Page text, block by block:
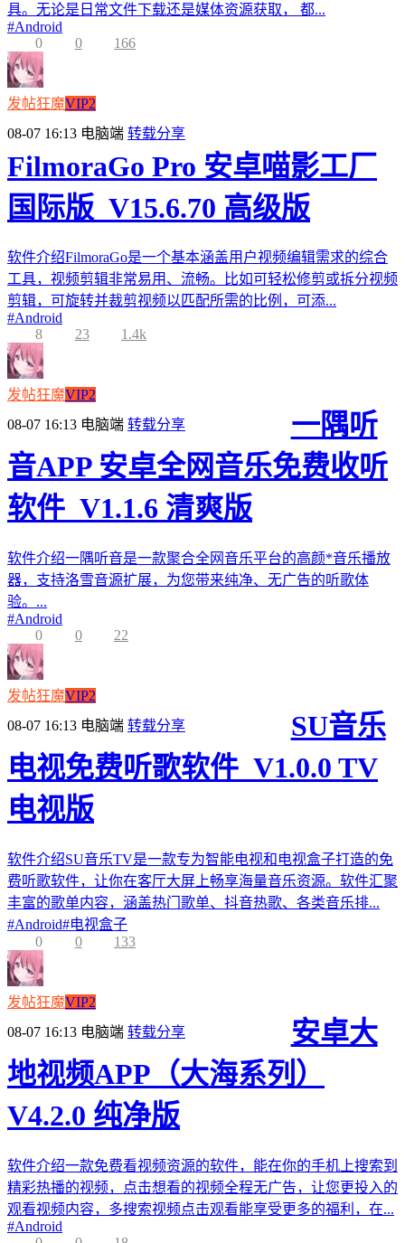
具。无论是日常文件下载还是媒体资源获取， 都...
#Android
0
0 166
发帖狂魔VIP2
08-07 16:13 电脑端 转载分享
FilmoraGo Pro 安卓喵影工厂
国际版_V15.6.70 高级版
软件介绍FilmoraGo是一个基本涵盖用户视频编辑需求的综合
工具，视频剪辑非常易用、流畅。比如可轻松修剪或拆分视频
剪辑，可旋转并裁剪视频以匹配所需的比例，可添...
#Android
8
23 1.4k
发帖狂魔VIP2
08-07 16:13 电脑端 转载分享
一隅听
音APP 安卓全网音乐免费收听
软件_V1.1.6 清爽版
软件介绍一隅听音是一款聚合全网音乐平台的高颜*音乐播放
器，支持洛雪音源扩展，为您带来纯净、无广告的听歌体
验。...
#Android
0
0 22
发帖狂魔VIP2
08-07 16:13 电脑端 转载分享
SU音乐
电视免费听歌软件_V1.0.0 TV
电视版
软件介绍SU音乐TV是一款专为智能电视和电视盒子打造的免
费听歌软件，让你在客厅大屏上畅享海量音乐资源。软件汇聚
丰富的歌单内容，涵盖热门歌单、抖音热歌、各类音乐排...
#Android#电视盒子
0
0 133
发帖狂魔VIP2
08-07 16:13 电脑端 转载分享
安卓大
地视频APP（大海系列）
V4.2.0 纯净版
软件介绍一款免费看视频资源的软件，能在你的手机上搜索到
精彩热播的视频，点击想看的视频全程无广告，让您更投入的
观看视频内容，多搜索视频点击观看能享受更多的福利，在...
#Android